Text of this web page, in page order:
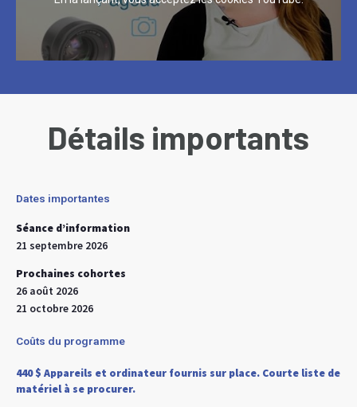
Détails importants
Dates importantes
Séance d’information
21 septembre 2026
Prochaines cohortes
26 août 2026
21 octobre 2026
Coûts du programme
440 $ Appareils et ordinateur fournis sur place. Courte liste de
matériel à se procurer.